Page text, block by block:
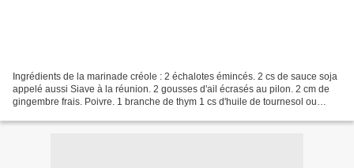
Ingrédients de la marinade créole : 2 échalotes émincés. 2 cs de sauce soja
appelé aussi Siave à la réunion. 2 gousses d'ail écrasés au pilon. 2 cm de
gingembre frais. Poivre. 1 branche de thym 1 cs d'huile de tournesol ou